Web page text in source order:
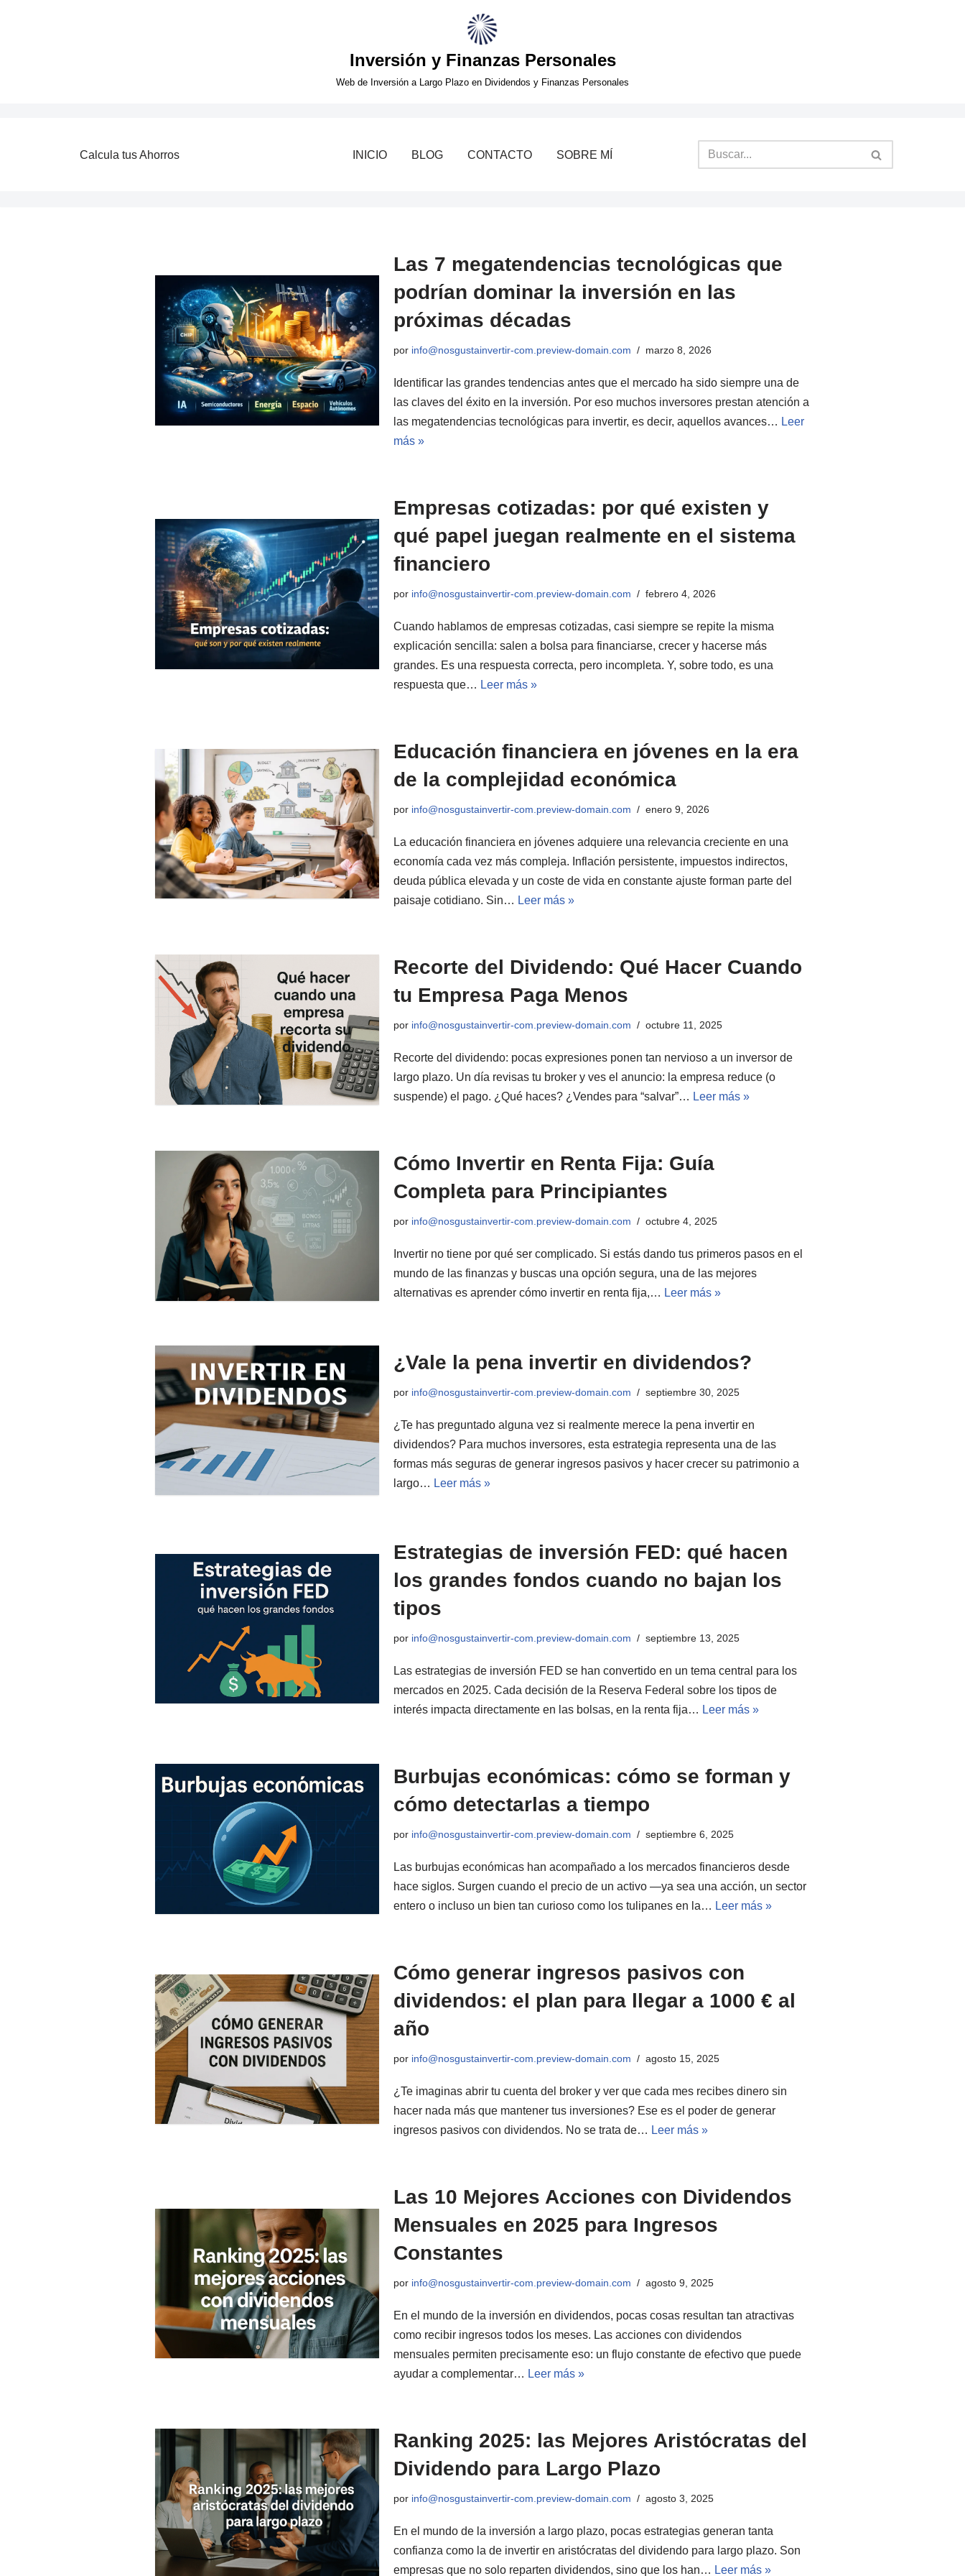
Inversión y Finanzas Personales
Web de Inversión a Largo Plazo en Dividendos y Finanzas Personales
Calcula tus Ahorros INICIO BLOG CONTACTO SOBRE MÍ
Las 7 megatendencias tecnológicas que
podrían dominar la inversión en las
próximas décadas
por info@nosgustainvertir-com.preview-domain.com marzo 8, 2026
Identificar las grandes tendencias antes que el mercado ha sido siempre una de
las claves del éxito en la inversión. Por eso muchos inversores prestan atención a
las megatendencias tecnológicas para invertir, es decir, aquellos avances… Leer
más »
Empresas cotizadas: por qué existen y
qué papel juegan realmente en el sistema
financiero
por info@nosgustainvertir-com.preview-domain.com febrero 4, 2026
Cuando hablamos de empresas cotizadas, casi siempre se repite la misma
explicación sencilla: salen a bolsa para financiarse, crecer y hacerse más
grandes. Es una respuesta correcta, pero incompleta. Y, sobre todo, es una
respuesta que… Leer más »
Educación financiera en jóvenes en la era
de la complejidad económica
por info@nosgustainvertir-com.preview-domain.com enero 9, 2026
La educación financiera en jóvenes adquiere una relevancia creciente en una
economía cada vez más compleja. Inflación persistente, impuestos indirectos,
deuda pública elevada y un coste de vida en constante ajuste forman parte del
paisaje cotidiano. Sin… Leer más »
Recorte del Dividendo: Qué Hacer Cuando
tu Empresa Paga Menos
por info@nosgustainvertir-com.preview-domain.com octubre 11, 2025
Recorte del dividendo: pocas expresiones ponen tan nervioso a un inversor de
largo plazo. Un día revisas tu broker y ves el anuncio: la empresa reduce (o
suspende) el pago. ¿Qué haces? ¿Vendes para “salvar”… Leer más »
Cómo Invertir en Renta Fija: Guía
Completa para Principiantes
por info@nosgustainvertir-com.preview-domain.com octubre 4, 2025
Invertir no tiene por qué ser complicado. Si estás dando tus primeros pasos en el
mundo de las finanzas y buscas una opción segura, una de las mejores
alternativas es aprender cómo invertir en renta fija,… Leer más »
¿Vale la pena invertir en dividendos?
por info@nosgustainvertir-com.preview-domain.com septiembre 30, 2025
¿Te has preguntado alguna vez si realmente merece la pena invertir en
dividendos? Para muchos inversores, esta estrategia representa una de las
formas más seguras de generar ingresos pasivos y hacer crecer su patrimonio a
largo… Leer más »
Estrategias de inversión FED: qué hacen
los grandes fondos cuando no bajan los
tipos
por info@nosgustainvertir-com.preview-domain.com septiembre 13, 2025
Las estrategias de inversión FED se han convertido en un tema central para los
mercados en 2025. Cada decisión de la Reserva Federal sobre los tipos de
interés impacta directamente en las bolsas, en la renta fija… Leer más »
Burbujas económicas: cómo se forman y
cómo detectarlas a tiempo
por info@nosgustainvertir-com.preview-domain.com septiembre 6, 2025
Las burbujas económicas han acompañado a los mercados financieros desde
hace siglos. Surgen cuando el precio de un activo —ya sea una acción, un sector
entero o incluso un bien tan curioso como los tulipanes en la… Leer más »
Cómo generar ingresos pasivos con
dividendos: el plan para llegar a 1000 € al
año
por info@nosgustainvertir-com.preview-domain.com agosto 15, 2025
¿Te imaginas abrir tu cuenta del broker y ver que cada mes recibes dinero sin
hacer nada más que mantener tus inversiones? Ese es el poder de generar
ingresos pasivos con dividendos. No se trata de… Leer más »
Las 10 Mejores Acciones con Dividendos
Mensuales en 2025 para Ingresos
Constantes
por info@nosgustainvertir-com.preview-domain.com agosto 9, 2025
En el mundo de la inversión en dividendos, pocas cosas resultan tan atractivas
como recibir ingresos todos los meses. Las acciones con dividendos
mensuales permiten precisamente eso: un flujo constante de efectivo que puede
ayudar a complementar… Leer más »
Ranking 2025: las Mejores Aristócratas del
Dividendo para Largo Plazo
por info@nosgustainvertir-com.preview-domain.com agosto 3, 2025
En el mundo de la inversión a largo plazo, pocas estrategias generan tanta
confianza como la de invertir en aristócratas del dividendo para largo plazo. Son
empresas que no solo reparten dividendos, sino que los han… Leer más »